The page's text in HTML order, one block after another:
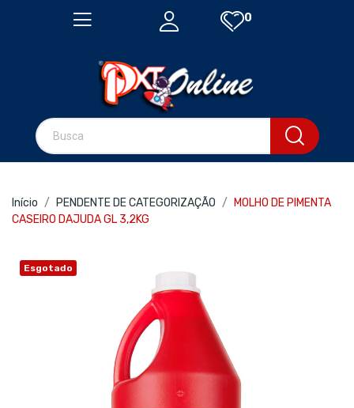
0
Início PENDENTE DE CATEGORIZAÇÃO
MOLHO DE PIMENTA
CASEIRO DAJUDA GL 3,2KG
Esgotado